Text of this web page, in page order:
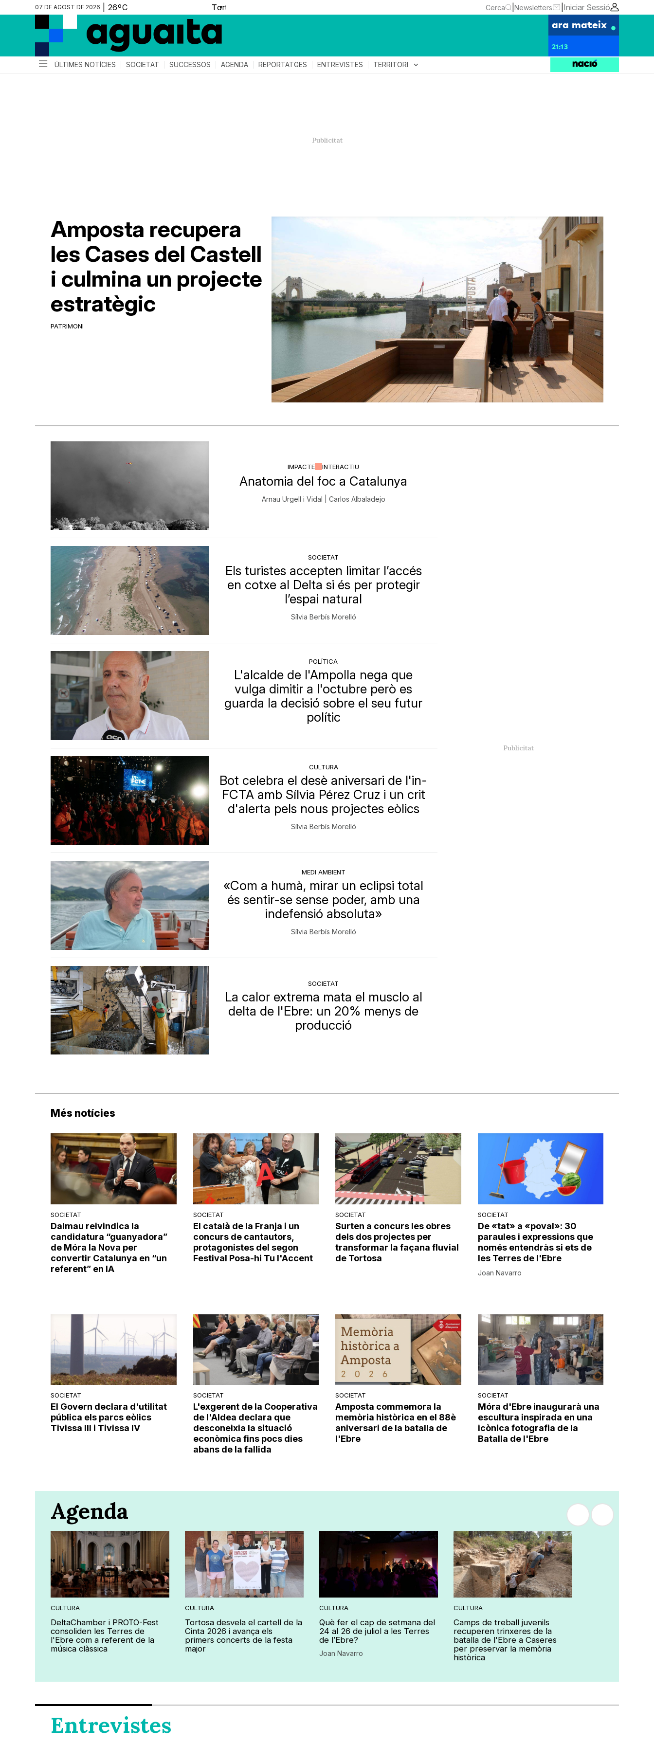
07 DE AGOST DE 2026 ▼ Cerca Newsletters Iniciar Sessió
ara mateix
21:13
ÚLTIMES NOTÍCIES SOCIETAT SUCCESSOS AGENDA REPORTATGES ENTREVISTES TERRITORI expand_more
PATRIMONI
Amposta recupera
les Cases del Castell
i culmina un projecte
estratègic
IMPACTE INTERACTIU
Anatomia del foc a Catalunya
Arnau Urgell i Vidal | Carlos Albaladejo
SOCIETAT
Els turistes accepten limitar l’accés
en cotxe al Delta si és per protegir
l’espai natural
Sílvia Berbís Morelló
POLÍTICA
L'alcalde de l'Ampolla nega que
vulga dimitir a l'octubre però es
guarda la decisió sobre el seu futur
polític
CULTURA
Bot celebra el desè aniversari de l'in-
FCTA amb Sílvia Pérez Cruz i un crit
d'alerta pels nous projectes eòlics
Sílvia Berbís Morelló
MEDI AMBIENT
«Com a humà, mirar un eclipsi total
és sentir-se sense poder, amb una
indefensió absoluta»
Sílvia Berbís Morelló
SOCIETAT
La calor extrema mata el musclo al
delta de l'Ebre: un 20% menys de
producció
Més notícies
SOCIETAT
Dalmau reivindica la
candidatura “guanyadora”
de Móra la Nova per
convertir Catalunya en “un
referent” en IA
SOCIETAT
El català de la Franja i un
concurs de cantautors,
protagonistes del segon
Festival Posa-hi Tu l'Accent
SOCIETAT
Surten a concurs les obres
dels dos projectes per
transformar la façana fluvial
de Tortosa
SOCIETAT
De «tat» a «poval»: 30
paraules i expressions que
només entendràs si ets de
les Terres de l'Ebre
Joan Navarro
SOCIETAT
El Govern declara d'utilitat
pública els parcs eòlics
Tivissa III i Tivissa IV
SOCIETAT
L'exgerent de la Cooperativa
de l'Aldea declara que
desconeixia la situació
econòmica fins pocs dies
abans de la fallida
SOCIETAT
Amposta commemora la
memòria històrica en el 88è
aniversari de la batalla de
l'Ebre
SOCIETAT
Móra d'Ebre inaugurarà una
escultura inspirada en una
icònica fotografia de la
Batalla de l'Ebre
Agenda
CULTURA
DeltaChamber i PROTO-Fest
consoliden les Terres de
l'Ebre com a referent de la
música clàssica
CULTURA
Tortosa desvela el cartell de la
Cinta 2026 i avança els
primers concerts de la festa
major
CULTURA
Què fer el cap de setmana del
24 al 26 de juliol a les Terres
de l’Ebre?
Joan Navarro
CULTURA
Camps de treball juvenils
recuperen trinxeres de la
batalla de l'Ebre a Caseres
per preservar la memòria
històrica
Entrevistes